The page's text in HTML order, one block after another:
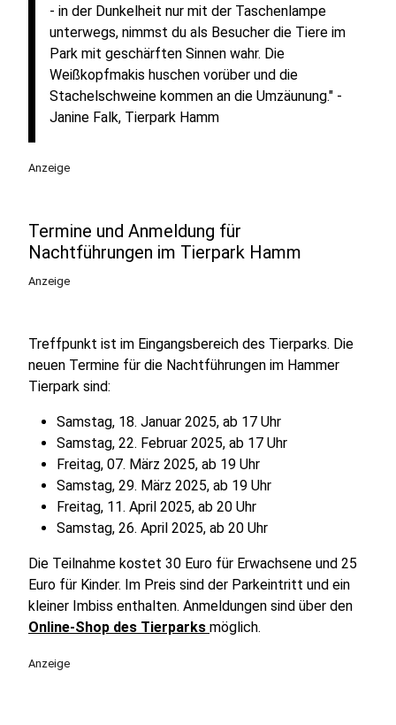
- in der Dunkelheit nur mit der Taschenlampe
unterwegs, nimmst du als Besucher die Tiere im
Park mit geschärften Sinnen wahr. Die
Weißkopfmakis huschen vorüber und die
Stachelschweine kommen an die Umzäunung." -
Janine Falk, Tierpark Hamm
Anzeige
Termine und Anmeldung für
Nachtführungen im Tierpark Hamm
Anzeige
Treffpunkt ist im Eingangsbereich des Tierparks. Die
neuen Termine für die Nachtführungen im Hammer
Tierpark sind:
Samstag, 18. Januar 2025, ab 17 Uhr
Samstag, 22. Februar 2025, ab 17 Uhr
Freitag, 07. März 2025, ab 19 Uhr
Samstag, 29. März 2025, ab 19 Uhr
Freitag, 11. April 2025, ab 20 Uhr
Samstag, 26. April 2025, ab 20 Uhr
Die Teilnahme kostet 30 Euro für Erwachsene und 25
Euro für Kinder. Im Preis sind der Parkeintritt und ein
kleiner Imbiss enthalten. Anmeldungen sind über den
Online-Shop des Tierparks möglich.
Anzeige